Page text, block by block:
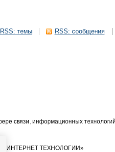
RSS: темы RSS: сообщения
связи, информационных
«ИНТЕРНЕТ ТЕХНОЛОГИИ»